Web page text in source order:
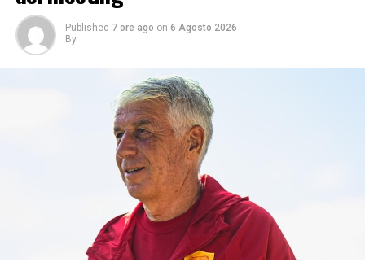
Published 7 ore ago on 6 Agosto 2026
By